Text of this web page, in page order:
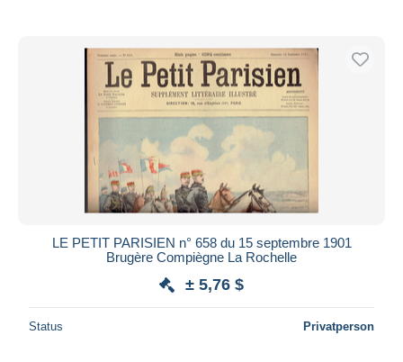
LE PETIT PARISIEN n° 658 du 15 septembre 1901
Brugère Compiègne La Rochelle
± 5,76 $
Status Privatperson